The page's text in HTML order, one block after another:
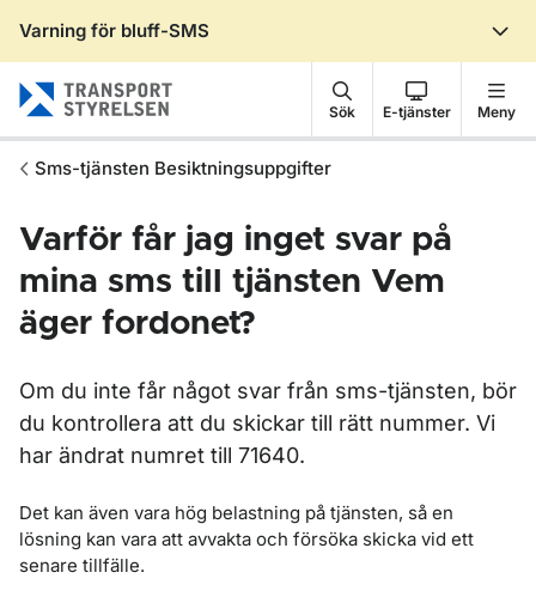
Varning för bluff-SMS
Sök E-tjänster Meny
Sms-tjänsten Besiktningsuppgifter
Varför får jag inget svar på
mina sms till tjänsten Vem
äger fordonet?
Om du inte får något svar från sms-tjänsten, bör
du kontrollera att du skickar till rätt nummer. Vi
har ändrat numret till 71640.
Det kan även vara hög belastning på tjänsten, så en
lösning kan vara att avvakta och försöka skicka vid ett
senare tillfälle.